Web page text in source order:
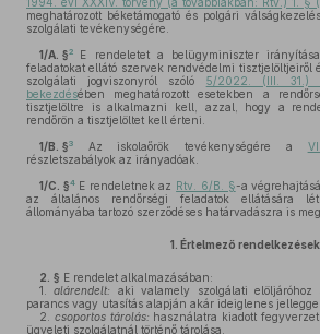
meghatározott béketámogató és polgári
szolgálati tevékenységére.
1/A. §2
E rendeletet a belügyminiszter
feladatokat ellátó szervek rendvédelmi tisztjelöltjeiről
szolgálati jogviszonyról szóló 5/2022. (III. 31.)
bekezdésében meghatározott esetekben a
tisztjelöltre is alkalmazni kell, azzal, hogy a
rendőrön a tisztjelöltet kell érteni.
1/B. §3 Az iskolaőrök tevékenységére a
részletszabályok az irányadóak.
1/C. §4 E rendeletnek az Rtv. 6/B. §-a
az általános rendőrségi feladatok ellátására
állományába tartozó szerződéses határvadászra is
1. Értelmező rendelkezések
2. § E rendelet alkalmazásában:
1.
alárendelt:
aki valamely szolgálati elöljáróhoz
parancs vagy utasítás alapján akár ideiglenes
2.
csoportos tárolás: használatra kiadott
ügyeleti szolgálatnál történő tárolása,